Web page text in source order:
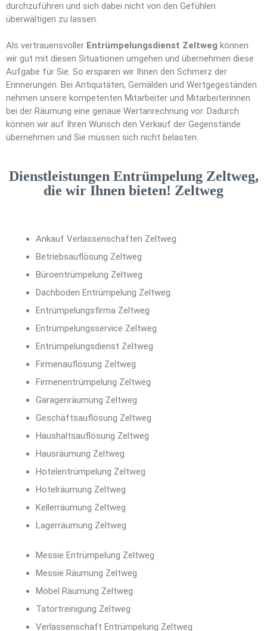
durchzuführen und sich dabei nicht von den Gefühlen
überwältigen zu lassen.
Als vertrauensvoller Entrümpelungsdienst Zeltweg können
wir gut mit diesen Situationen umgehen und übernehmen diese
Aufgabe für Sie. So ersparen wir Ihnen den Schmerz der
Erinnerungen. Bei Antiquitäten, Gemälden und Wertgegeständen
nehmen unsere kompetenten Mitarbeiter und Mitarbeiterinnen
bei der Räumung eine genaue Wertanrechnung vor. Dadurch
können wir auf Ihren Wunsch den Verkauf der Gegenstände
übernehmen und Sie müssen sich nicht belasten.
Dienstleistungen Entrümpelung Zeltweg,
die wir Ihnen bieten! Zeltweg
Ankauf Verlassenschaften Zeltweg
Betriebsauflösung Zeltweg
Büroentrümpelung Zeltweg
Dachboden Entrümpelung Zeltweg
Entrümpelungsfirma Zeltweg
Entrümpelungsservice Zeltweg
Entrümpelungsdienst Zeltweg
Firmenauflösung Zeltweg
Firmenentrümpelung Zeltweg
Garagenräumung Zeltweg
Geschäftsauflösung Zeltweg
Haushaltsauflösung Zeltweg
Hausräumung Zeltweg
Hotelentrümpelung Zeltweg
Hotelräumung Zeltweg
Kellerräumung Zeltweg
Lagerräumung Zeltweg
Messie Entrümpelung Zeltweg
Messie Räumung Zeltweg
Möbel Räumung Zeltweg
Tatortreinigung Zeltweg
Verlassenschaft Entrümpelung Zeltweg